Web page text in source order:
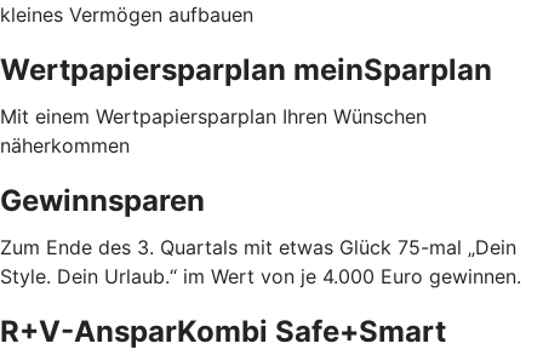
kleines Vermögen aufbauen
Wertpapiersparplan meinSparplan
Mit einem Wertpapiersparplan Ihren Wünschen
näherkommen
Gewinnsparen
Zum Ende des 3. Quartals mit etwas Glück 75-mal „Dein
Style. Dein Urlaub.“ im Wert von je 4.000 Euro gewinnen.
R+V-AnsparKombi Safe+Smart